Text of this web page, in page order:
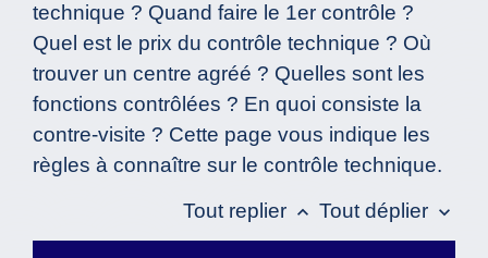
technique ? Quand faire le 1er contrôle ?
Quel est le prix du contrôle technique ? Où
trouver un centre agréé ? Quelles sont les
fonctions contrôlées ? En quoi consiste la
contre-visite ? Cette page vous indique les
règles à connaître sur le contrôle technique.
Tout replier keyboard_arrow_up Tout déplier keyboard_arrow_down